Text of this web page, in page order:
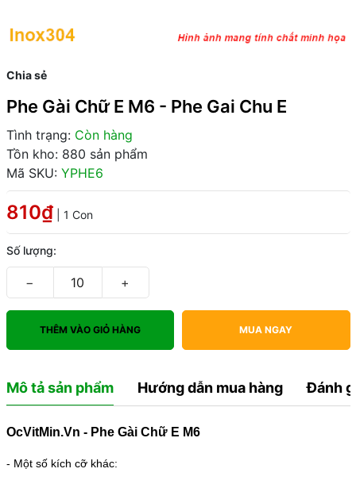
Chia sẻ
Phe Gài Chữ E M6 - Phe Gai Chu E
Tình trạng: Còn hàng
Tồn kho: 880 sản phẩm
Mã SKU: YPHE6
810₫ | 1 Con
Số lượng:
− +
THÊM VÀO GIỎ HÀNG MUA NGAY
Mô tả sản phẩm Hướng dẫn mua hàng Đánh
OcVitMin.Vn - Phe Gài Chữ E M6
- Một số kích cỡ khác: